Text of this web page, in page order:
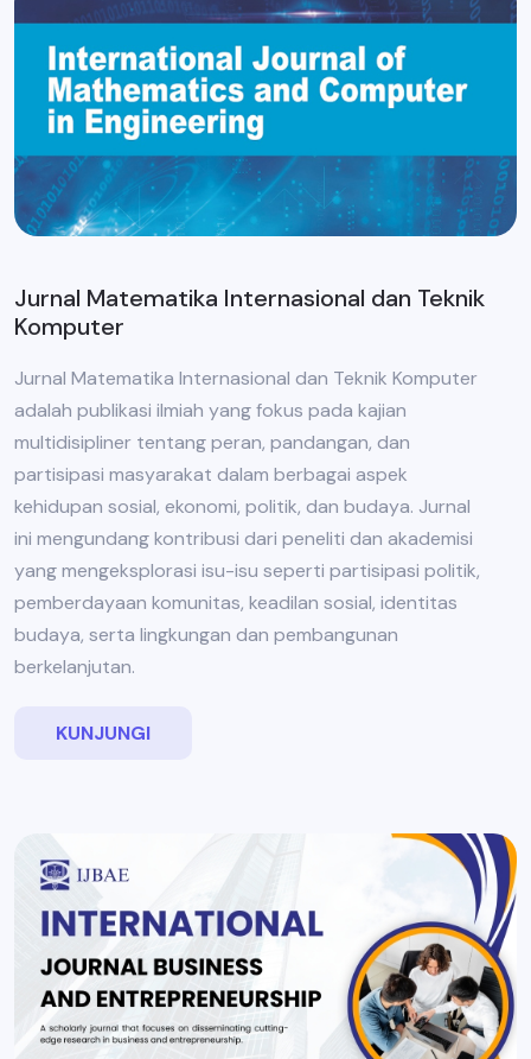
Jurnal Matematika Internasional dan Teknik
Komputer
Jurnal Matematika Internasional dan Teknik Komputer
adalah publikasi ilmiah yang fokus pada kajian
multidisipliner tentang peran, pandangan, dan
partisipasi masyarakat dalam berbagai aspek
kehidupan sosial, ekonomi, politik, dan budaya. Jurnal
ini mengundang kontribusi dari peneliti dan akademisi
yang mengeksplorasi isu-isu seperti partisipasi politik,
pemberdayaan komunitas, keadilan sosial, identitas
budaya, serta lingkungan dan pembangunan
berkelanjutan.
KUNJUNGI